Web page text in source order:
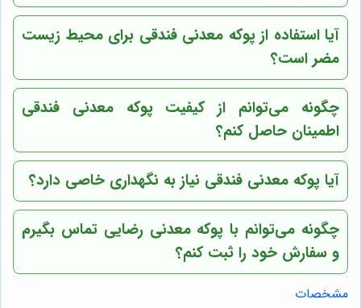
آیا استفاده از پوکه معدنی فندقی برای محیط زیست
مضر است؟
چگونه می‌توانم از کیفیت پوکه معدنی فندقی
اطمینان حاصل کنم؟
آیا پوکه معدنی فندقی نیاز به نگهداری خاصی دارد؟
چگونه می‌توانم با پوکه معدنی رضایی تماس بگیرم
و سفارش خود را ثبت کنم؟
مشخصات